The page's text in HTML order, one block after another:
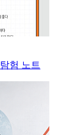
험 노트